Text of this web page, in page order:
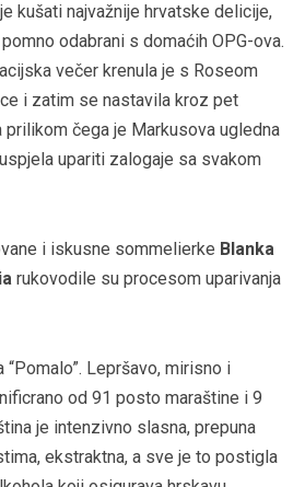
kušati najvažnije hrvatske delicije,
odabrani s domaćih OPG-ova.
večer krenula je s Roseom
i zatim se nastavila kroz pet
čega je Markusova ugledna
uspjela upariti zalogaje sa svakom
i iskusne sommelierke Blanka
rukovodile su procesom uparivanja
Lepršavo, mirisno i
od 91 posto maraštine i 9
je intenzivno slasna, prepuna
ekstraktna, a sve je to postigla